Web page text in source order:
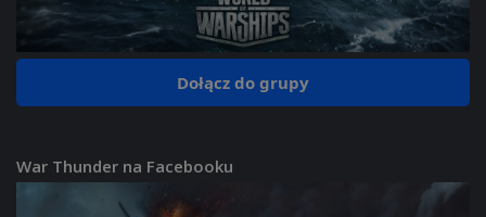
Dołącz do grupy
War Thunder na Facebooku